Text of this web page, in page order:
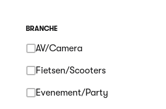
BRANCHE
AV/Camera
Fietsen/Scooters
Evenement/Party